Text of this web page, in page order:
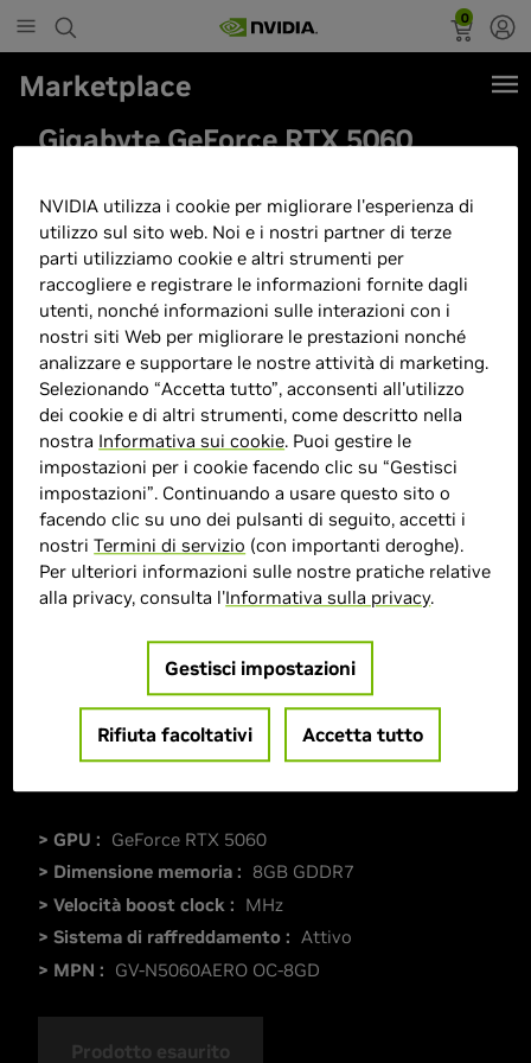
0
Marketplace
Gigabyte GeForce RTX 5060
8GB GDDR7, 128bit, PCI-E 5.0,
2595 MHz Frequenza core, 3 x
DisplayPort, 1 x HDMI, GV-
N5060AERO OC-8GD
> GPU : GeForce RTX 5060
> Dimensione memoria : 8GB GDDR7
> Velocità boost clock : MHz
> Sistema di raffreddamento : Attivo
> MPN : GV-N5060AERO OC-8GD
Prodotto esaurito
NVIDIA utilizza i cookie per migliorare l'esperienza di
utilizzo sul sito web. Noi e i nostri partner di terze
parti utilizziamo cookie e altri strumenti per
raccogliere e registrare le informazioni fornite dagli
utenti, nonché informazioni sulle interazioni con i
nostri siti Web per migliorare le prestazioni nonché
analizzare e supportare le nostre attività di marketing.
Selezionando “Accetta tutto”, acconsenti all'utilizzo
dei cookie e di altri strumenti, come descritto nella
nostra Informativa sui cookie. Puoi gestire le
impostazioni per i cookie facendo clic su “Gestisci
impostazioni”. Continuando a usare questo sito o
facendo clic su uno dei pulsanti di seguito, accetti i
nostriTermini di servizio (con importanti deroghe).
Per ulteriori informazioni sulle nostre pratiche relative
alla privacy, consulta l'Informativa sulla privacy.
Gestisci impostazioni
Rifiuta facoltativi Accetta tutto